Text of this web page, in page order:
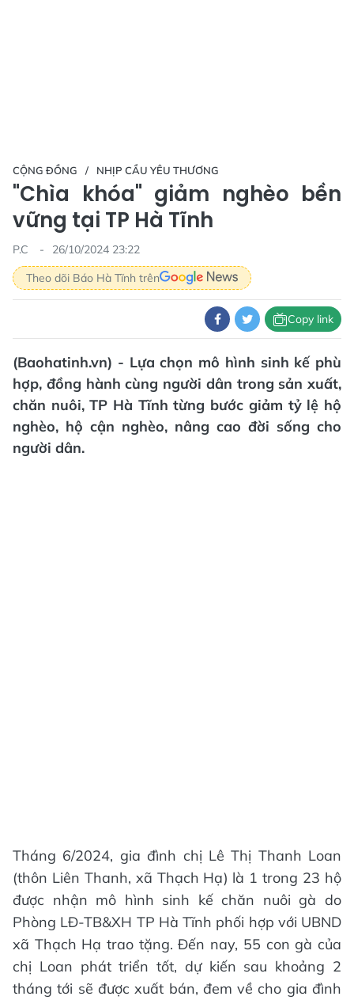
CỘNG ĐỒNG NHỊP CẦU YÊU THƯƠNG
"Chìa khóa" giảm nghèo bền
vững tại TP Hà Tĩnh
P.C
26/10/2024 23:22
Theo dõi Báo Hà Tĩnh trên
Copy link
(Baohatinh.vn) - Lựa chọn mô hình sinh kế phù
hợp, đồng hành cùng người dân trong sản xuất,
chăn nuôi, TP Hà Tĩnh từng bước giảm tỷ lệ hộ
nghèo, hộ cận nghèo, nâng cao đời sống cho
người dân.
Tháng 6/2024, gia đình chị Lê Thị Thanh Loan
(thôn Liên Thanh, xã Thạch Hạ) là 1 trong 23 hộ
được nhận mô hình sinh kế chăn nuôi gà do
Phòng LĐ-TB&XH TP Hà Tĩnh phối hợp với UBND
xã Thạch Hạ trao tặng. Đến nay, 55 con gà của
chị Loan phát triển tốt, dự kiến sau khoảng 2
tháng tới sẽ được xuất bán, đem về cho gia đình